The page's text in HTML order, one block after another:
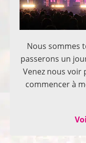
Nous sommes
passerons un
Venez nous
commencer à